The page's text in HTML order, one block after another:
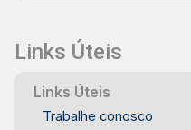
Links Úteis
Links Úteis
Trabalhe conosco